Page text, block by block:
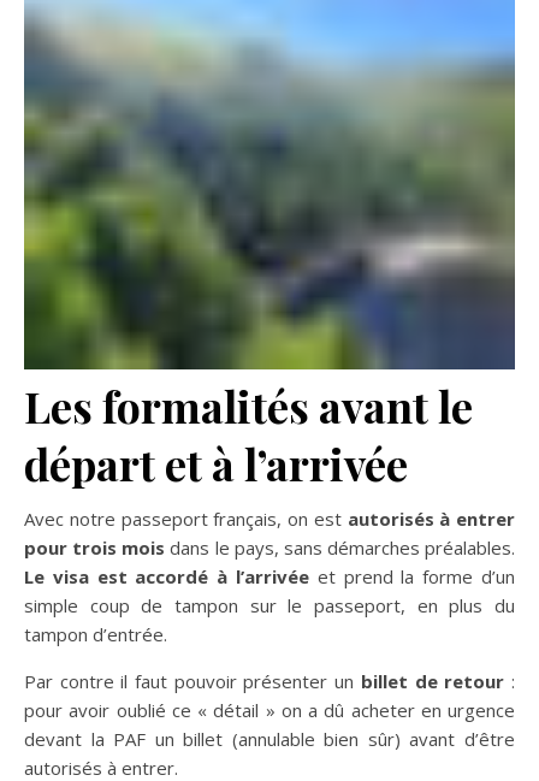
Les formalités avant le
départ et à l’arrivée
Avec notre passeport français, on est autorisés à entrer
pour trois mois dans le pays, sans démarches préalables.
Le visa est accordé à l’arrivée et prend la forme d’un
simple coup de tampon sur le passeport, en plus du
tampon d’entrée.
Par contre il faut pouvoir présenter un billet de retour :
pour avoir oublié ce « détail » on a dû acheter en urgence
devant la PAF un billet (annulable bien sûr) avant d’être
autorisés à entrer.